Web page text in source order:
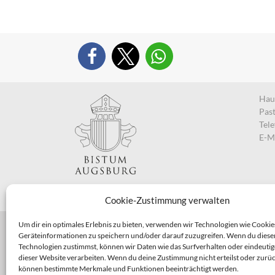
Cookie-Zustimmung verwalten
Um dir ein optimales Erlebnis zu bieten, verwenden wir Technologien wie
Geräteinformationen zu speichern und/oder darauf zuzugreifen. Wenn du
Technologien zustimmst, können wir Daten wie das Surfverhalten oder
dieser Website verarbeiten. Wenn du deine Zustimmung nicht erteilst oder
können bestimmte Merkmale und Funktionen beeinträchtigt werden.
E-